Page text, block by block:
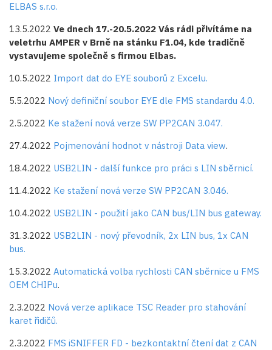
ELBAS s.r.o.
13.5.2022 Ve dnech 17.-20.5.2022 Vás rádi přivítáme na
veletrhu AMPER v Brně na stánku F1.04, kde tradičně
vystavujeme společně s firmou Elbas.
10.5.2022 Import dat do EYE souborů z Excelu.
5.5.2022 Nový definiční soubor EYE dle FMS standardu 4.0.
2.5.2022 Ke stažení nová verze SW PP2CAN 3.047.
27.4.2022 Pojmenování hodnot v nástroji Data view.
18.4.2022 USB2LIN - další funkce pro práci s LIN sběrnicí.
11.4.2022 Ke stažení nová verze SW PP2CAN 3.046.
10.4.2022 USB2LIN - použití jako CAN bus/LIN bus gateway.
31.3.2022 USB2LIN - nový převodník, 2x LIN bus, 1x CAN
bus.
15.3.2022 Automatická volba rychlosti CAN sběrnice u FMS
OEM CHIPu.
2.3.2022 Nová verze aplikace TSC Reader pro stahování
karet řidičů.
2.3.2022 FMS iSNIFFER FD - bezkontaktní čtení dat z CAN